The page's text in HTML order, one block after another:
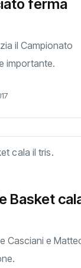
ferma
il Campionato
importante.
Basket
Casciani e